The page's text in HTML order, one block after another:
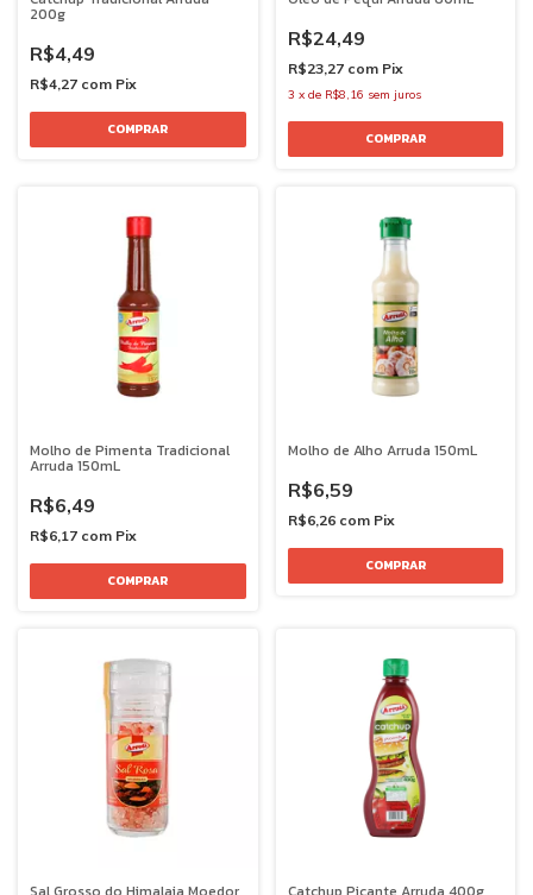
200g
R$4,49
R$4,27 com Pix
R$24,49
R$23,27 com Pix
3 x de R$8,16 sem juros
Molho de Pimenta Tradicional
Arruda 150mL
R$6,49
R$6,17 com Pix
Molho de Alho Arruda 150mL
R$6,59
R$6,26 com Pix